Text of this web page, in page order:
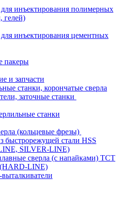
инъектирования полимерных
гелей)
инъектирования цементных
пакеры
и запчасти
станки, корончатые сверла
заточные станки
станки
(кольцевые фрезы)
быстрорежущей стали HSS
SILVER-LINE)
сверла (с напайками) ТСТ
LINE)